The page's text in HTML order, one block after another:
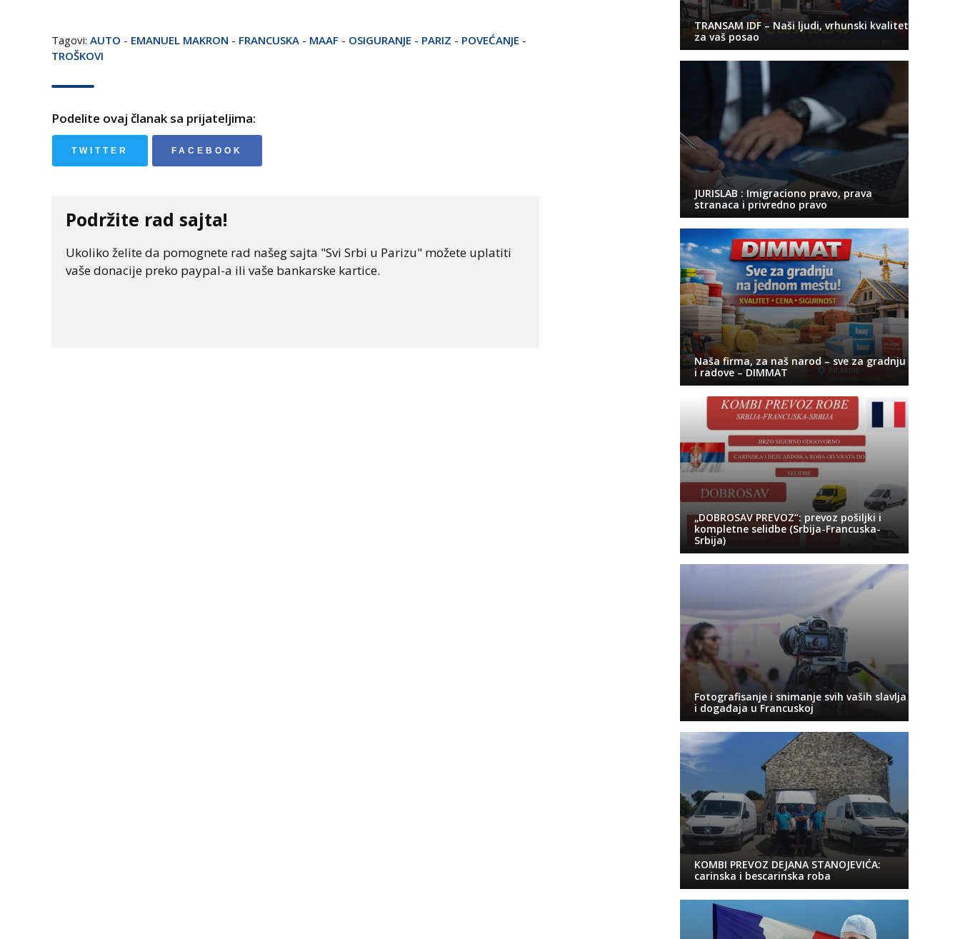
Tagovi: AUTO - EMANUEL MAKRON - FRANCUSKA - MAAF - OSIGURANJE - PARIZ - POVEĆANJE -
TROŠKOVI
Podelite ovaj članak sa prijateljima:
TWITTER FACEBOOK
Podržite rad sajta!
Ukoliko želite da pomognete rad našeg sajta "Svi Srbi u Parizu" možete uplatiti
vaše donacije preko paypal-a ili vaše bankarske kartice.
TRANSAM IDF – Naši ljudi, vrhunski kvalitet
za vaš posao
JURISLAB : Imigraciono pravo, prava
stranaca i privredno pravo
Naša firma, za naš narod – sve za gradnju
i radove – DIMMAT
„DOBROSAV PREVOZ“: prevoz pošiljki i
kompletne selidbe (Srbija-Francuska-
Srbija)
Fotografisanje i snimanje svih vaših slavlja
i događaja u Francuskoj
KOMBI PREVOZ DEJANA STANOJEVIĆA:
carinska i bescarinska roba